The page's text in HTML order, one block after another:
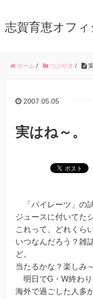
志賀育恵オフ
ホーム / つぶやき /
2007.05.05
実はね～。
「パイレーツ」の
ジュースに付いてた
これって、どれくら
いつなんだろう？雑
ど。
当たるかな？楽しみ
明日でG・W終わり
海外で過ごした人多